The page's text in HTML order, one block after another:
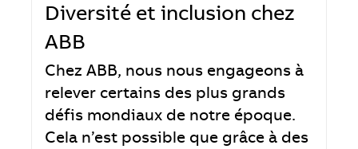
Diversité et inclusion chez
ABB
Chez ABB, nous nous engageons à
relever certains des plus grands
défis mondiaux de notre époque.
Cela n’est possible que grâce à des